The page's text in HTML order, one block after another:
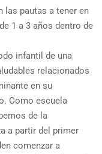
las pautas a tener en
1 a 3 años dentro de
infantil de una
relacionados
en su
Como escuela
de la
a partir del primer
comenzar a